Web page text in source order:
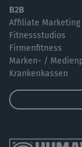
B2B
Affiliate Marketing
Fitnessstudios
Firmenfitness
Marken- /
Krankenkassen